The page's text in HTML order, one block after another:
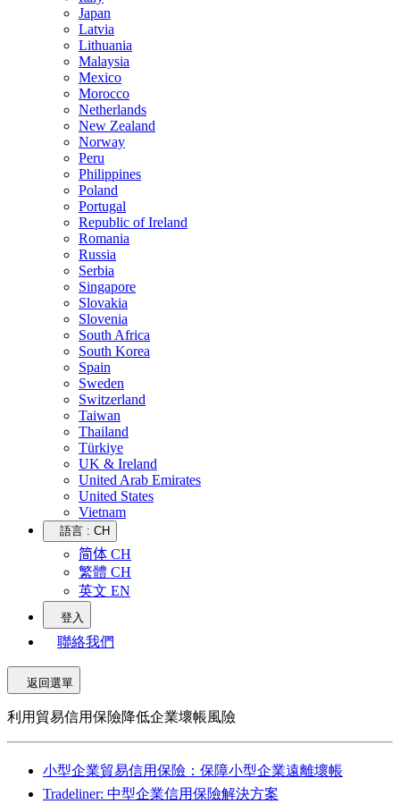
Japan
Latvia
Lithuania
Malaysia
Mexico
Morocco
Netherlands
New Zealand
Norway
Peru
Philippines
Poland
Portugal
Republic of Ireland
Romania
Russia
Serbia
Singapore
Slovakia
Slovenia
South Africa
South Korea
Spain
Sweden
Switzerland
Taiwan
Thailand
Türkiye
UK & Ireland
United Arab Emirates
United States
Vietnam
語言 : CH
简体 CH
繁體 CH
英文 EN
登入
聯絡我們
返回選單
利用貿易信用保險降低企業壞帳風險
小型企業貿易信用保險：保障小型企業遠離壞帳
Tradeliner: 中型企業信用保險解決方案